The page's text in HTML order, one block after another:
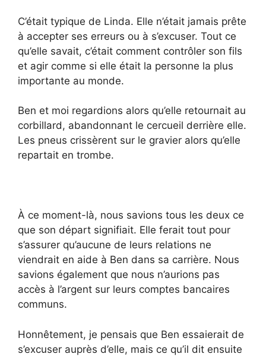
C’était typique de Linda. Elle n’était jamais prête
à accepter ses erreurs ou à s’excuser. Tout ce
qu’elle savait, c’était comment contrôler son fils
et agir comme si elle était la personne la plus
importante au monde.
Ben et moi regardions alors qu’elle retournait au
corbillard, abandonnant le cercueil derrière elle.
Les pneus crissèrent sur le gravier alors qu’elle
repartait en trombe.
À ce moment-là, nous savions tous les deux ce
que son départ signifiait. Elle ferait tout pour
s’assurer qu’aucune de leurs relations ne
viendrait en aide à Ben dans sa carrière. Nous
savions également que nous n’aurions pas
accès à l’argent sur leurs comptes bancaires
communs.
Honnêtement, je pensais que Ben essaierait de
s’excuser auprès d’elle, mais ce qu’il dit ensuite